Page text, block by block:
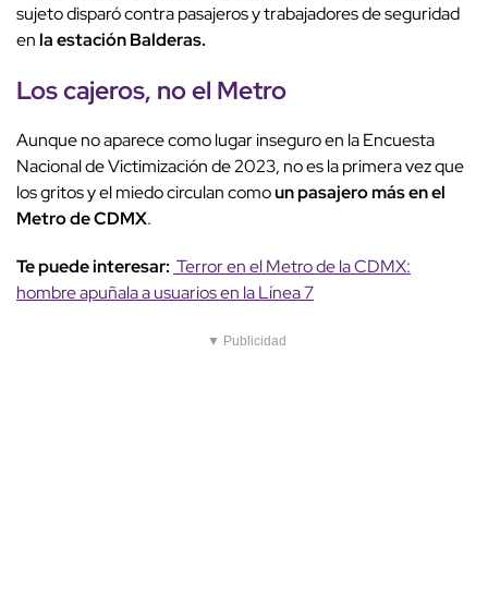
sujeto disparó contra pasajeros y trabajadores de seguridad
enla estación Balderas.
Los cajeros, no el Metro
Aunque no aparece como lugar inseguro en la Encuesta
Nacional de Victimización de 2023, no es la primera vez que
los gritos y el miedo circulan comoun pasajero más en el
Metro de CDMX.
Te puede interesar: Terror en el Metro de la CDMX:
hombre apuñala a usuarios en la Línea 7
▼ Publicidad